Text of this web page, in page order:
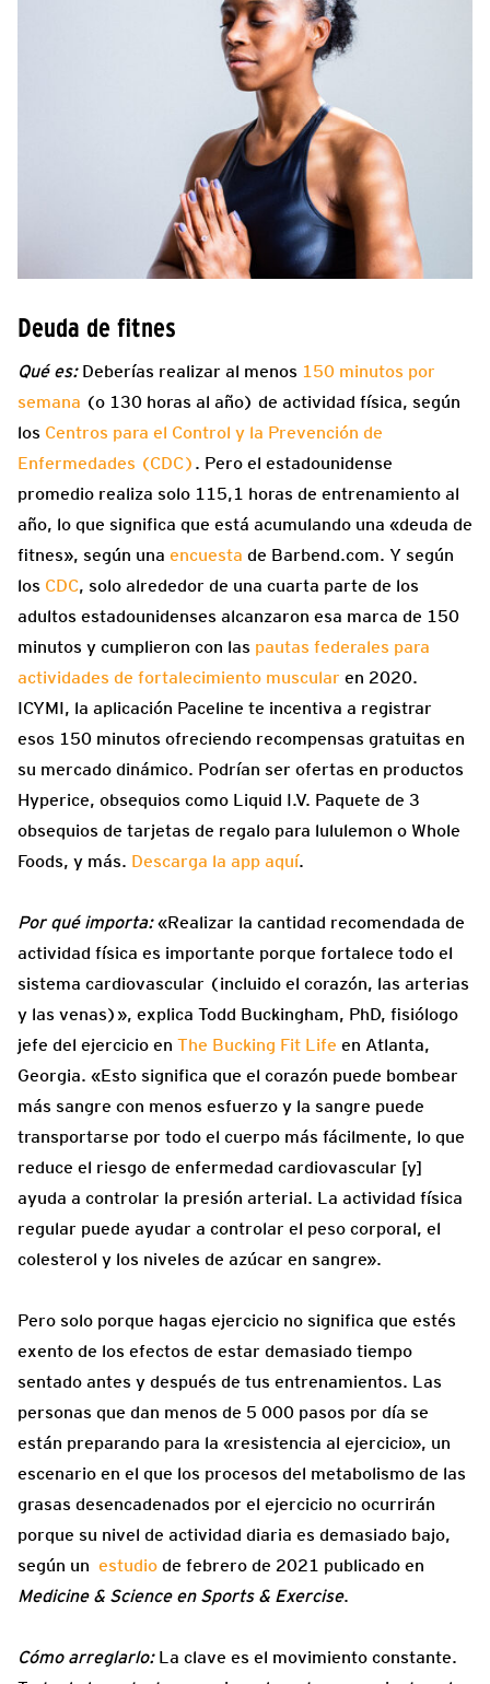
Deuda de fitnes
Qué es: Deberías realizar al menos 150 minutos por
semana (o 130 horas al año) de actividad física, según
los Centros para el Control y la Prevención de
Enfermedades (CDC) . Pero el estadounidense
promedio realiza solo 115,1 horas de entrenamiento al
año, lo que significa que está acumulando una «deuda de
fitnes», según una encuesta de Barbend.com. Y según
los CDC, solo alrededor de una cuarta parte de los
adultos estadounidenses alcanzaron esa marca de 150
minutos y cumplieron con las pautas federales para
actividades de fortalecimiento muscular en 2020.
ICYMI, la aplicación Paceline te incentiva a registrar
esos 150 minutos ofreciendo recompensas gratuitas en
su mercado dinámico. Podrían ser ofertas en productos
Hyperice, obsequios como Liquid I.V. Paquete de 3
obsequios de tarjetas de regalo para lululemon o Whole
Foods, y más. Descarga la app aquí.
Por qué importa:«Realizar la cantidad recomendada de
actividad física es importante porque fortalece todo el
sistema cardiovascular (incluido el corazón, las arterias
y las venas)», explica Todd Buckingham, PhD, fisiólogo
jefe del ejercicio en The Bucking Fit Life en Atlanta,
Georgia. «Esto significa que el corazón puede bombear
más sangre con menos esfuerzo y la sangre puede
transportarse por todo el cuerpo más fácilmente, lo que
reduce el riesgo de enfermedad cardiovascular [y]
ayuda a controlar la presión arterial. La actividad física
regular puede ayudar a controlar el peso corporal, el
colesterol y los niveles de azúcar en sangre».
Pero solo porque hagas ejercicio no significa que estés
exento de los efectos de estar demasiado tiempo
sentado antes y después de tus entrenamientos. Las
personas que dan menos de 5 000 pasos por día se
están preparando para la «resistencia al ejercicio», un
escenario en el que los procesos del metabolismo de las
grasas desencadenados por el ejercicio no ocurrirán
porque su nivel de actividad diaria es demasiado bajo,
según un estudio de febrero de 2021 publicado en
Medicine & Science en Sports & Exercise.
Cómo arreglarlo: La clave es el movimiento constante.